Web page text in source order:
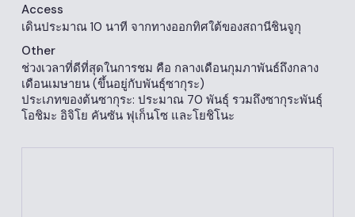
Access
เดินประมาณ 10 นาที จากทางออกทิศใต้ของสถานีชินจูกุ
Other
ช่วงเวลาที่ดีที่สุดในการชม คือ กลางเดือนกุมภาพันธ์ถึงกลาง
เดือนเมษายน (ขึ้นอยู่กับพันธุ์ซากุระ)
ประเภทของต้นซากุระ: ประมาณ 70 พันธุ์ รวมถึงซากุระพันธุ์
โอชิมะ อิจิโย คันซัน ฟุเก็นโซ และโยชิโนะ